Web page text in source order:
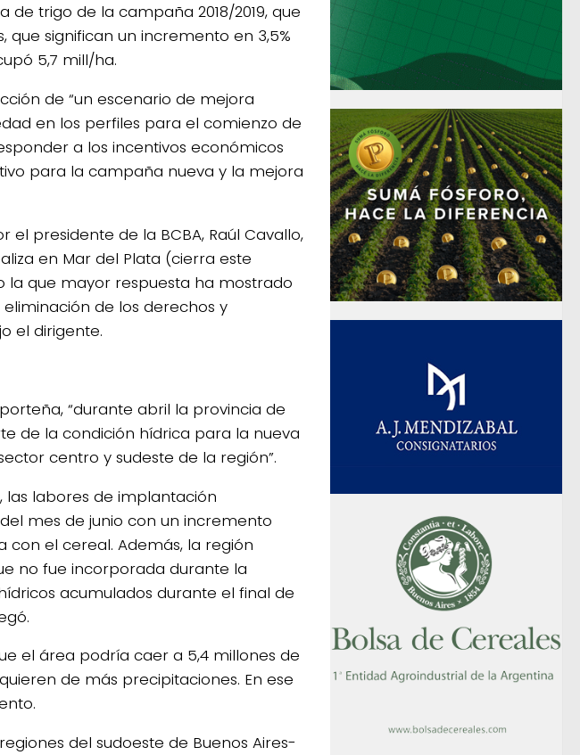
trigo de la campaña 2018/2019, que
significan un incremento en 3,5%
5,7 mill/ha.
de “un escenario de mejora
en los perfiles para el comienzo de
a los incentivos económicos
para la campaña nueva y la mejora
presidente de la BCBA, Raúl Cavallo,
en Mar del Plata (cierra este
la que mayor respuesta ha mostrado
de los derechos y
el dirigente.
“durante abril la provincia de
de la condición hídrica para la nueva
centro y sudeste de la región”.
las labores de implantación
mes de junio con un incremento
el cereal. Además, la región
no fue incorporada durante la
acumulados durante el final de
el área podría caer a 5,4 millones de
de más precipitaciones. En ese
del sudoeste de Buenos Aires-